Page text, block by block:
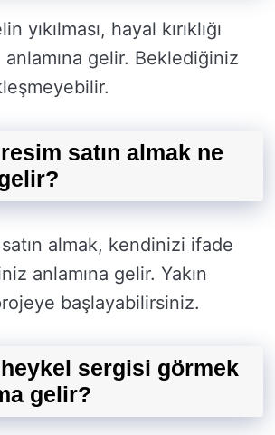
yıkılması, hayal kırıklığı
anlamına gelir. Beklediğiniz
satın almak ne
almak, kendinizi ifade
anlamına gelir. Yakın
başlayabilirsiniz.
sergisi görmek
gelir?